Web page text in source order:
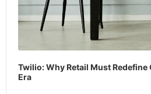
Twilio: Why Retail Must Redefine
Era